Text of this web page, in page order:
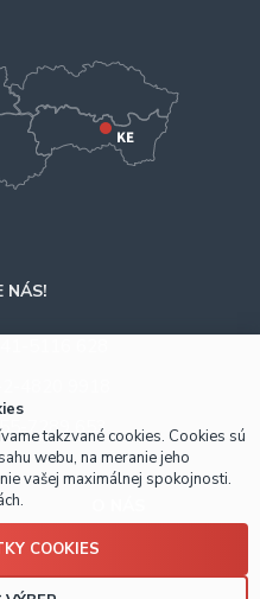
NÁS!
7289 653
takzvané cookies. Cookies sú
webu, na meranie jeho
vašej maximálnej spokojnosti.
COOKIES